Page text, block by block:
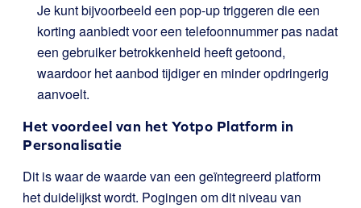
Je kunt bijvoorbeeld een pop-up triggeren die een
korting aanbiedt voor een telefoonnummer pas nadat
een gebruiker betrokkenheid heeft getoond,
waardoor het aanbod tijdiger en minder opdringerig
aanvoelt.
Het voordeel van het Yotpo Platform in
Personalisatie
Dit is waar de waarde van een geïntegreerd platform
het duidelijkst wordt. Pogingen om dit niveau van